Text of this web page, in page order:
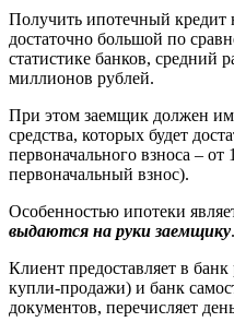
Получить ипотечный кредит
достаточно большой по
статистике банков, средний
миллионов рублей.
При этом заемщик должен
средства, которых будет
первоначального взноса –
первоначальный взнос).
Особенностью ипотеки
выдаются на руки заемщику.
Клиент предоставляет в
купли-продажи) и банк
документов, перечисляет